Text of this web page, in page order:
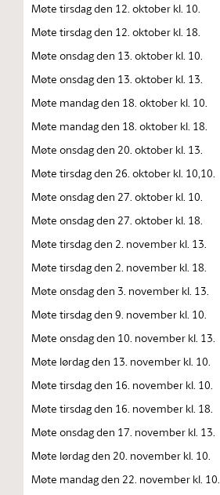
Møte tirsdag den 12. oktober kl. 10.
Møte tirsdag den 12. oktober kl. 18.
Møte onsdag den 13. oktober kl. 10.
Møte onsdag den 13. oktober kl. 13.
Møte mandag den 18. oktober kl. 10.
Møte mandag den 18. oktober kl. 18.
Møte onsdag den 20. oktober kl. 13.
Møte tirsdag den 26. oktober kl. 10,10.
Møte onsdag den 27. oktober kl. 10.
Møte onsdag den 27. oktober kl. 18.
Møte tirsdag den 2. november kl. 13.
Møte tirsdag den 2. november kl. 18.
Møte onsdag den 3. november kl. 13.
Møte tirsdag den 9. november kl. 10.
Møte onsdag den 10. november kl. 13.
Møte lørdag den 13. november kl. 10.
Møte tirsdag den 16. november kl. 10.
Møte tirsdag den 16. november kl. 18.
Møte onsdag den 17. november kl. 13.
Møte lørdag den 20. november kl. 10.
Møte mandag den 22. november kl. 10.